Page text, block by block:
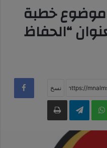
موضوع خطبة
“الحفاظ
WhatsApp
Telegramطباعة